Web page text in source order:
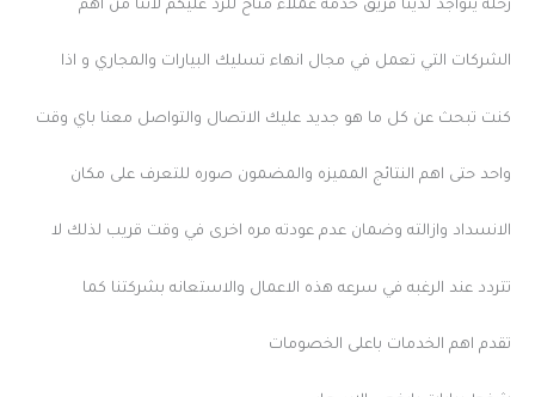
رحلة يتواجد لدينا فريق خدمه عملاء متاح للرد عليكم لاننا من اهم
الشركات التي تعمل في مجال انهاء تسليك البيارات والمجاري و اذا
كنت تبحث عن كل ما هو جديد عليك الاتصال والتواصل معنا باي وقت
واحد حتى اهم النتائج المميزه والمضمون صوره للتعرف على مكان
الانسداد وازالته وضمان عدم عودته مره اخرى في وقت قريب لذلك لا
تتردد عند الرغبه في سرعه هذه الاعمال والاستعانه بشركتنا كما
تقدم اهم الخدمات باعلى الخصومات